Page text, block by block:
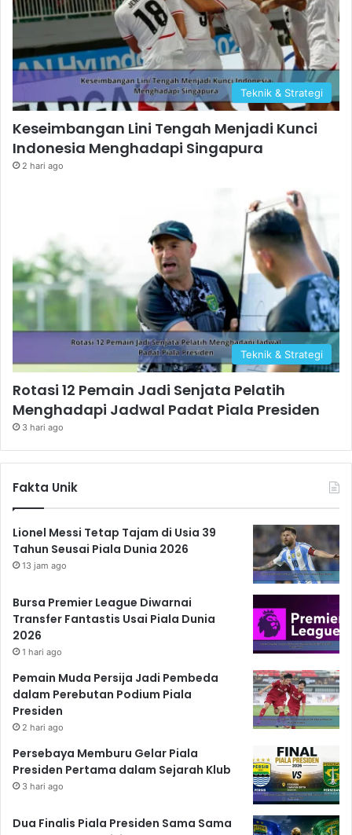
Teknik & Strategi
Keseimbangan Lini Tengah Menjadi Kunci
Indonesia Menghadapi Singapura
2 hari ago
Teknik & Strategi
Rotasi 12 Pemain Jadi Senjata Pelatih
Menghadapi Jadwal Padat Piala Presiden
3 hari ago
Fakta Unik
Lionel Messi Tetap Tajam di Usia 39
Tahun Seusai Piala Dunia 2026
13 jam ago
Bursa Premier League Diwarnai
Transfer Fantastis Usai Piala Dunia
2026
1 hari ago
Pemain Muda Persija Jadi Pembeda
dalam Perebutan Podium Piala
Presiden
2 hari ago
Persebaya Memburu Gelar Piala
Presiden Pertama dalam Sejarah Klub
3 hari ago
Dua Finalis Piala Presiden Sama Sama